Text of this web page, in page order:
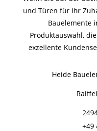
und Türen für Ihr
Bauelemente
Produktauswahl,
exzellente
Heide
+49